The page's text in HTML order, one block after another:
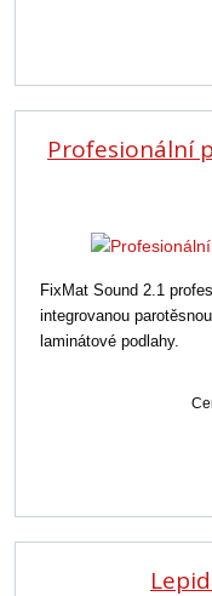
Profesionální
FixMat Sound 2.1
integrovanou
laminátové podlahy.